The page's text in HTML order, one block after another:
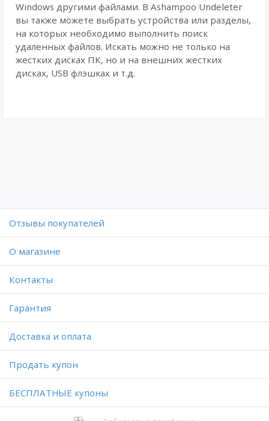
Windows другими файлами. В Ashampoo Undeleter
вы также можете выбрать устройства или разделы,
на которых необходимо выполнить поиск
удаленных файлов. Искать можно не только на
жестких дисках ПК, но и на внешних жестких
дисках, USB флэшках и т.д.
Отзывы покупателей
O магазине
Контакты
Гарантия
Доставка и оплата
Продать купон
БЕСПЛАТНЫЕ купоны